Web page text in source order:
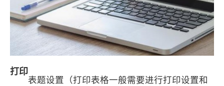
打印
表题设置（打印表格一般需要进行打印设置和